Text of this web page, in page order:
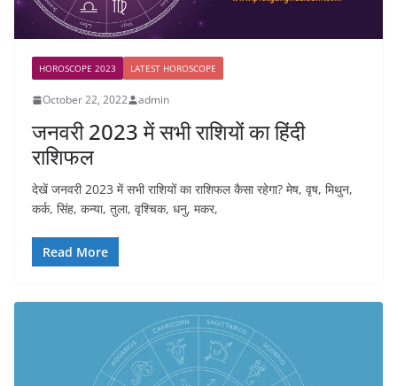
HOROSCOPE 2023 LATEST HOROSCOPE
October 22, 2022 admin
जनवरी 2023 में सभी राशियों का हिंदी
राशिफल
देखें जनवरी 2023 में सभी राशियों का राशिफल कैसा रहेगा? मेष, वृष, मिथुन,
कर्क, सिंह, कन्या, तुला, वृश्चिक, धनु, मकर,
Read More